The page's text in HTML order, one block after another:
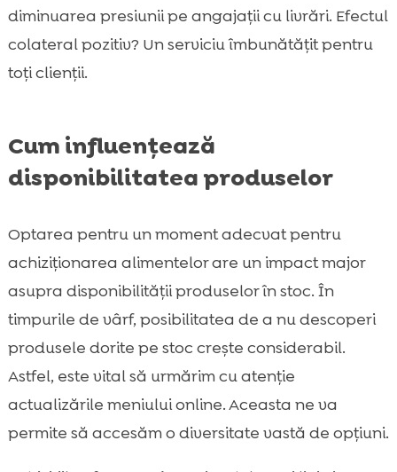
diminuarea presiunii pe angajații cu livrări. Efectul
colateral pozitiv? Un serviciu îmbunătățit pentru
toți clienții.
Cum influențează
disponibilitatea produselor
Optarea pentru un moment adecvat pentru
achiziționarea alimentelor are un impact major
asupra disponibilității produselor în stoc. În
timpurile de vârf, posibilitatea de a nu descoperi
produsele dorite pe stoc crește considerabil.
Astfel, este vital să urmărim cu atenție
actualizările meniului online. Aceasta ne va
permite să accesăm o diversitate vastă de opțiuni.